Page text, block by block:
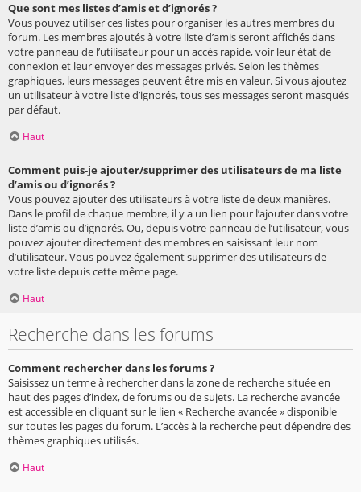
Que sont mes listes d’amis et d’ignorés ?
Vous pouvez utiliser ces listes pour organiser les autres membres du
forum. Les membres ajoutés à votre liste d’amis seront affichés dans
votre panneau de l’utilisateur pour un accès rapide, voir leur état de
connexion et leur envoyer des messages privés. Selon les thèmes
graphiques, leurs messages peuvent être mis en valeur. Si vous ajoutez
un utilisateur à votre liste d’ignorés, tous ses messages seront masqués
par défaut.
Haut
Comment puis-je ajouter/supprimer des utilisateurs de ma liste
d’amis ou d’ignorés ?
Vous pouvez ajouter des utilisateurs à votre liste de deux manières.
Dans le profil de chaque membre, il y a un lien pour l’ajouter dans votre
liste d’amis ou d’ignorés. Ou, depuis votre panneau de l’utilisateur, vous
pouvez ajouter directement des membres en saisissant leur nom
d’utilisateur. Vous pouvez également supprimer des utilisateurs de
votre liste depuis cette même page.
Haut
Recherche dans les forums
Comment rechercher dans les forums ?
Saisissez un terme à rechercher dans la zone de recherche située en
haut des pages d’index, de forums ou de sujets. La recherche avancée
est accessible en cliquant sur le lien « Recherche avancée » disponible
sur toutes les pages du forum. L’accès à la recherche peut dépendre des
thèmes graphiques utilisés.
Haut